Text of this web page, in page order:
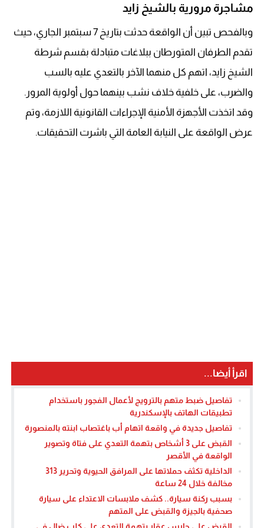
مشاجرة مرورية بالشيخ زايد
وبالفحص تبين أن الواقعة حدثت بتاريخ 7 سبتمبر الجاري، حيث
تقدم الطرفان المتورطان ببلاغات متبادلة بقسم شرطة
الشيخ زايد، اتهم كل منهما الآخر بالتعدي عليه بالسب
والضرب، على خلفية خلاف نشب بينهما حول أولوية المرور.
وقد اتخذت الأجهزة الأمنية الإجراءات القانونية اللازمة، وتم
عرض الواقعة على النيابة العامة التي باشرت التحقيقات.
اقرأ أيضا...
تفاصيل ضبط متهم بالترويج لأعمال الفجور باستخدام
تطبيقات الهاتف بالإسكندرية
تفاصيل جديدة في واقعة اتهام أب باغتصاب ابنته بالمنصورة
القبض على 3 أشخاص بتهمة التعدي على فتاة وتصوير
الواقعة في الأقصر
الداخلية تكثف حملاتها على المرافق الحيوية وتحرير 313
مخالفة خلال 24 ساعة
بسبب ركنة سيارة.. كشف ملابسات الاعتداء على سيارة
صحفية بالجيزة والقبض على المتهم